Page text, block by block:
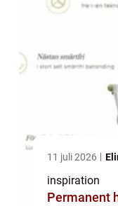
11 juli 2026
inspiration
Permanent